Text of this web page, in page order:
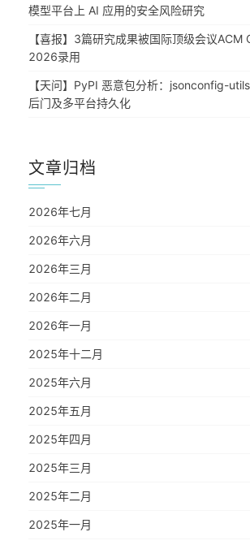
模型平台上 AI 应用的安全风险研究
【喜报】3篇研究成果被国际顶级会议ACM
2026录用
【天问】PyPI 恶意包分析：jsonconfig-
后门及多平台持久化
文章归档
2026年七月
2026年六月
2026年三月
2026年二月
2026年一月
2025年十二月
2025年六月
2025年五月
2025年四月
2025年三月
2025年二月
2025年一月